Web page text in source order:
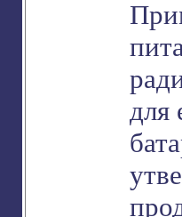
для